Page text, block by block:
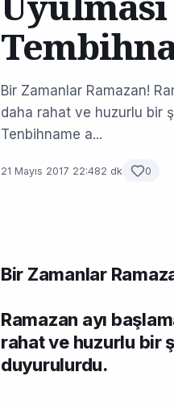
Bir Zamanlar Ramazan!
daha rahat ve huzurlu bir
Tenbihname a...
21 Mayıs 2017 22:482 dk 0
Bir Zamanlar
Ramazan ayı
rahat ve huzurlu bir
duyurulurdu.